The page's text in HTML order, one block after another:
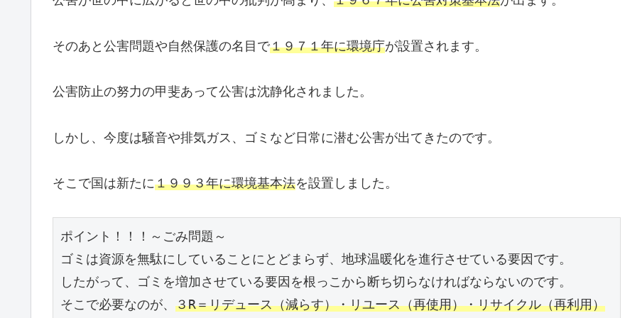
そのあと公害問題や自然保護の名目で１９７１年に環境庁が設置されます。
公害防止の努力の甲斐あって公害は沈静化されました。
しかし、今度は騒音や排気ガス、ゴミなど日常に潜む公害が出てきたのです。
そこで国は新たに１９９３年に環境基本法を設置しました。
ポイント！！！～ごみ問題～
ゴミは資源を無駄にしていることにとどまらず、地球温暖化を進行させている要因です。
したがって、ゴミを増加させている要因を根っこから断ち切らなければならないのです。
そこで必要なのが、 ３R＝リデュース（減らす）・リユース（再使用）・リサイクル（再利用）